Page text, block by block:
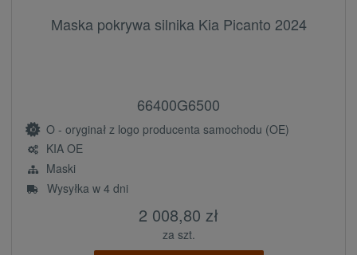
Maska pokrywa silnika Kia Picanto 2024
66400G6500
O - oryginał z logo producenta samochodu (OE)
KIA OE
Maski
Wysyłka w 4 dni
2 008,80 zł
za szt.